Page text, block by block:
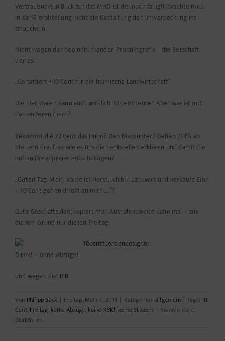
Vertrauens (ein Blick auf das MHD ist dennoch fällig!), brachte mich
in der Eierabteilung nicht die Gestaltung der Umverpackung ins
straucheln.
Nicht wegen der beeindruckenden Produktgrafik – die Botschaft
war es.
„Garantiert +10 Cent für die heimische Landwirtschaft“
Die Eier waren dann auch wirklich 10 Cent teurer. Aber was ist mit
den anderen Eiern?
Bekommt die 32 Cent das Huhn? Den Discounter? Gehen 214% an
Steuern drauf, so wie es uns die Tankstellen erklären und damit die
hohen Dieselpreise entschuldigen?
„Guten Tag. Mein Name ist Horst, ich bin Landwirt und verkaufe Eier
– 10 Cent gehen direkt an mich….“?
Gute Geschäftsidee, kopiert man Ausnahmsweise dann mal – aus
diesem Grund nur diesen Freitag:
Direkt – ohne Abzüge!
und wegen der ITB
Von Philipp Sack | Freitag, März 7, 2014 | Kategorien: allgemein | Tags: 10
Cent, Freitag, keine Abzüge, keine KSK!, keine Steuern | Kommentare
deaktiviertfür